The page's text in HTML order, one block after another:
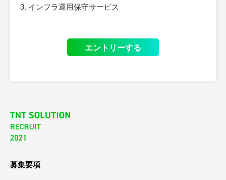
インフラ運用保守サービス
エントリーする
募集要項